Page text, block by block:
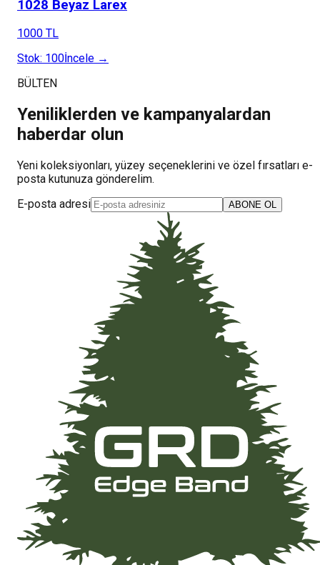
1028 Beyaz Larex
1000 TL
Stok: 100İncele →
BÜLTEN
Yeniliklerden ve kampanyalardan
haberdar olun
Yeni koleksiyonları, yüzey seçeneklerini ve özel fırsatları e-
posta kutunuza gönderelim.
E-posta adresi
ABONE OL